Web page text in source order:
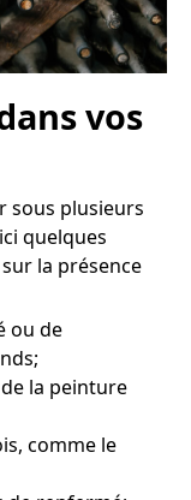
vos
sous plusieurs
quelques
la présence
ou de
la peinture
comme le